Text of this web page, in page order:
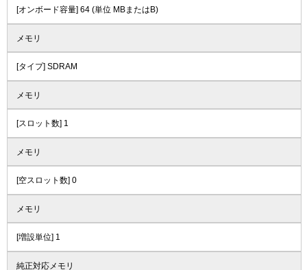
[オンボード容量] 64 (単位 MBまたはB)
メモリ
[タイプ] SDRAM
メモリ
[スロット数] 1
メモリ
[空スロット数] 0
メモリ
[増設単位] 1
純正対応メモリ